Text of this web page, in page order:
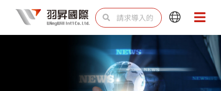
内
SearchSearch
Main
Menu
Main
Menu